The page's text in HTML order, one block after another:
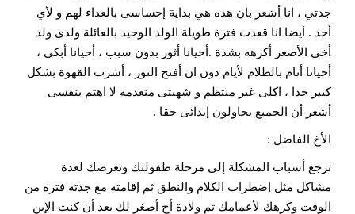
جدتي ، انا أشعر بان هذه هي بداية إحساسى بالعداء لهم و لأي
أحد . أيضا انا قعدت فترة طويلة الولد الوحيد بالعائلة ولدى ولد
أخي الأصغر أكرهه بشدة .أحيانا أثور بدون سبب ، أحيانا أبكي ،
أحيانا أنام بالظلام لأيام دون ان أفتح النور ، أشرب القهوة بشكل
كبير جدا ، اكلى غير منتظم و شهيتى منعدمة لا اهتم بنفسى
أشعر أن الجميع يحاولون إيذائى حقا .
الأخ الفاضل :
ترجع أسباب المشكلة إلى مرحلة طفولتك وتعرضك لعدة
مشاكل مثل إضطراب الكلام والنطق ثم إقامته مع جدته فترة من
الوقت وكرهك لأعمامك ثم ولادة أخ أصغر لك بعد أن كنت الإبن